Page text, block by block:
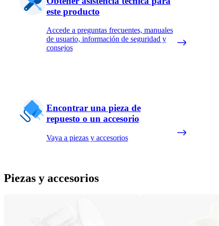
este producto
Accede a preguntas frecuentes, manuales
de usuario, información de seguridad y
consejos
Encontrar una pieza de
repuesto o un accesorio
Vaya a piezas y accesorios
Piezas y accesorios